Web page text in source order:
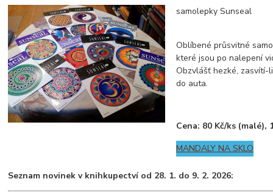
samolepky Sunseal
Oblíbené průsvitné
které jsou po nalepení
Obzvlášť hezké, zasvítí-
do auta.
Cena: 80 Kč/ks (malé),
MANDALY NA SKLO
Seznam novinek v knihkupectví od 28. 1. do 9. 2. 2026: